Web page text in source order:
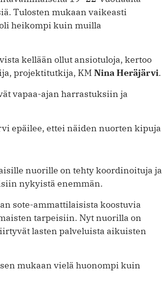
Tulosten mukaan vaikeasti
heikompi kuin muilla
kellään ollut ansiotuloja, kertoo
projektitutkija, KM Nina Heräjärvi.
vapaa-ajan harrastuksiin ja
epäilee, ettei näiden nuorten kipuja
nuorille on tehty koordinoituja ja
nykyistä enemmän.
sote-ammattilaisista koostuvia
tarpeisiin. Nyt nuorilla on
lasten palveluista aikuisten
mukaan vielä huonompi kuin